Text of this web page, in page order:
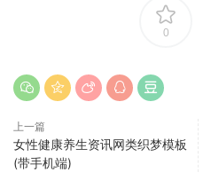
0
上一篇
女性健康养生资讯网类织梦模板
(带手机端)